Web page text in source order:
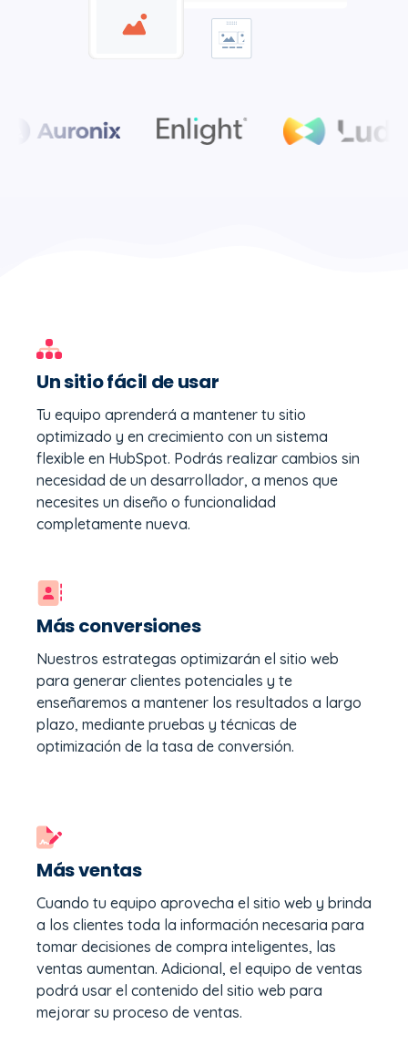
Un sitio fácil de usar
Tu equipo aprenderá a mantener tu sitio
optimizado y en crecimiento con un sistema
flexible en HubSpot. Podrás realizar cambios sin
necesidad de un desarrollador, a menos que
necesites un diseño o funcionalidad
completamente nueva.
Más conversiones
Nuestros estrategas optimizarán el sitio web
para generar clientes potenciales y te
enseñaremos a mantener los resultados a largo
plazo, mediante pruebas y técnicas de
optimización de la tasa de conversión.
Más ventas
Cuando tu equipo aprovecha el sitio web y brinda
a los clientes toda la información necesaria para
tomar decisiones de compra inteligentes, las
ventas aumentan. Adicional, el equipo de ventas
podrá usar el contenido del sitio web para
mejorar su proceso de ventas.